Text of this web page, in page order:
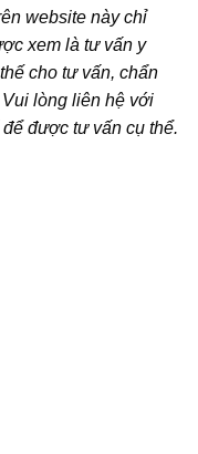
website này chỉ
xem là tư vấn y
cho tư vấn, chẩn
lòng liên hệ với
được tư vấn cụ thể.